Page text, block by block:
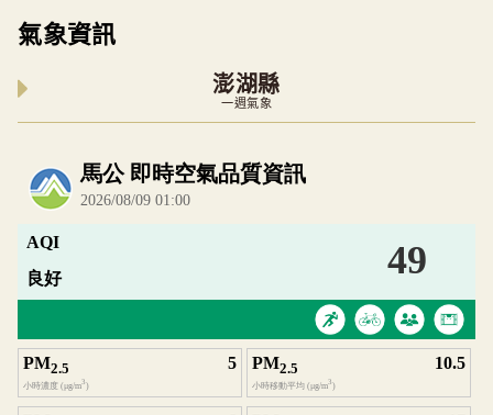
氣象資訊
澎湖縣
一週氣象
內嵌空氣品質小工具為視覺預覽，完整即時空